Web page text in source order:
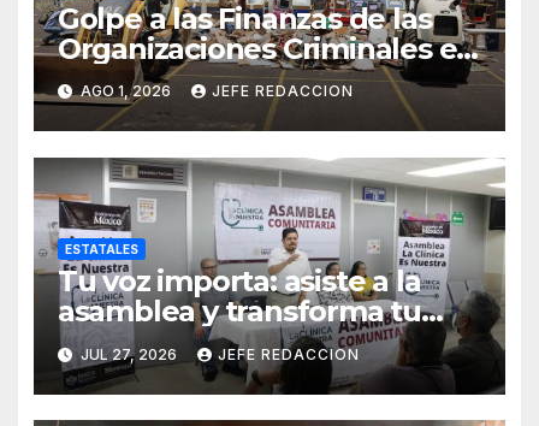
Golpe a las Finanzas de las
Organizaciones Criminales en
Operativos
Interinstitucionales
AGO 1, 2026 JEFE REDACCION
ESTATALES
Tu voz importa: asiste a la
asamblea y transforma tu
clínica del IMSS-Bienestar
JUL 27, 2026 JEFE REDACCION